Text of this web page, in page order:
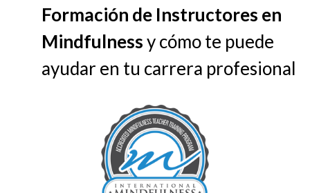
Formación de Instructores en
Mindfulnessy cómo te puede
ayudar en tu carrera profesional